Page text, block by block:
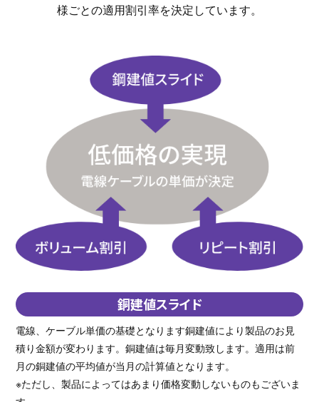
様ごとの適用割引率を決定しています。
銅建値スライド
電線、ケーブル単価の基礎となります銅建値により製品のお見
積り金額が変わります。銅建値は毎月変動致します。適用は前
月の銅建値の平均値が当月の計算値となります。
※ただし、製品によってはあまり価格変動しないものもございま